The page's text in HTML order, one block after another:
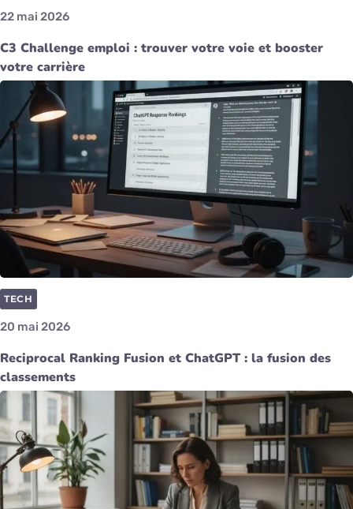
22 mai 2026
C3 Challenge emploi : trouver votre voie et booster
votre carrière
TECH
20 mai 2026
Reciprocal Ranking Fusion et ChatGPT : la fusion des
classements